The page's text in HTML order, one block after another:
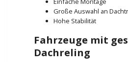
Große Auswahl an
Hohe Stabilität
Fahrzeuge mit
Dachreling